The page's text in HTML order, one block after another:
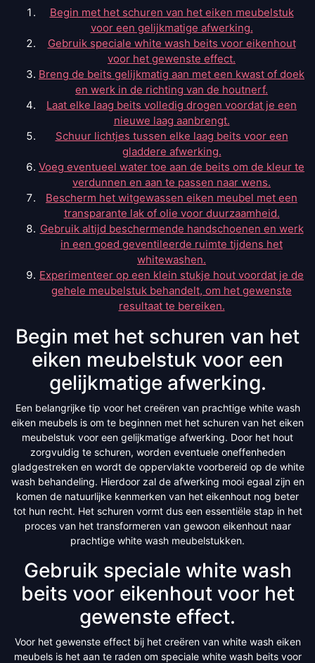
Begin met het schuren van het eiken meubelstuk
voor een gelijkmatige afwerking.
Gebruik speciale white wash beits voor eikenhout
voor het gewenste effect.
Breng de beits gelijkmatig aan met een kwast of doek
en werk in de richting van de houtnerf.
Laat elke laag beits volledig drogen voordat je een
nieuwe laag aanbrengt.
Schuur lichtjes tussen elke laag beits voor een
gladdere afwerking.
Voeg eventueel water toe aan de beits om de kleur te
verdunnen en aan te passen naar wens.
Bescherm het witgewassen eiken meubel met een
transparante lak of olie voor duurzaamheid.
Gebruik altijd beschermende handschoenen en werk
in een goed geventileerde ruimte tijdens het
whitewashen.
Experimenteer op een klein stukje hout voordat je de
gehele meubelstuk behandelt, om het gewenste
resultaat te bereiken.
Begin met het schuren van het
eiken meubelstuk voor een
gelijkmatige afwerking.
Een belangrijke tip voor het creëren van prachtige white wash
eiken meubels is om te beginnen met het schuren van het eiken
meubelstuk voor een gelijkmatige afwerking. Door het hout
zorgvuldig te schuren, worden eventuele oneffenheden
gladgestreken en wordt de oppervlakte voorbereid op de white
wash behandeling. Hierdoor zal de afwerking mooi egaal zijn en
komen de natuurlijke kenmerken van het eikenhout nog beter
tot hun recht. Het schuren vormt dus een essentiële stap in het
proces van het transformeren van gewoon eikenhout naar
prachtige white wash meubelstukken.
Gebruik speciale white wash
beits voor eikenhout voor het
gewenste effect.
Voor het gewenste effect bij het creëren van white wash eiken
meubels is het aan te raden om speciale white wash beits voor